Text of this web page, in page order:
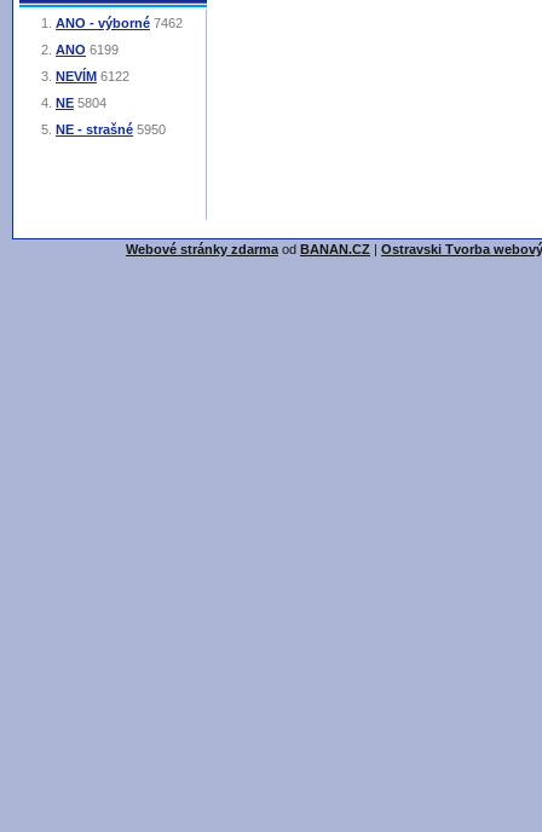
ANO - výborné 7462
ANO 6199
NEVÍM 6122
NE 5804
NE - strašné 5950
Webové stránky zdarma od BANAN.CZ | Ostravski Tvorba